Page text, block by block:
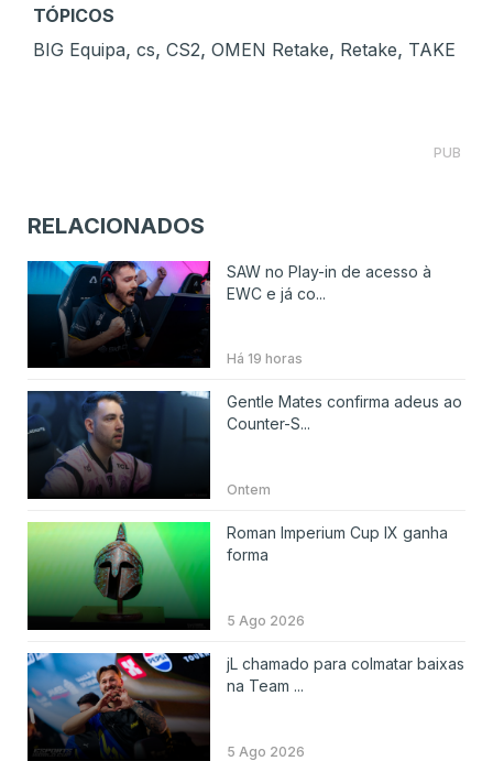
TÓPICOS
BIG Equipa, cs, CS2, OMEN Retake, Retake, TAKE
PUB
RELACIONADOS
SAW no Play-in de acesso à
EWC e já co...
Há 19 horas
Gentle Mates confirma adeus ao
Counter-S...
Ontem
Roman Imperium Cup IX ganha
forma
5 Ago 2026
jL chamado para colmatar baixas
na Team ...
5 Ago 2026